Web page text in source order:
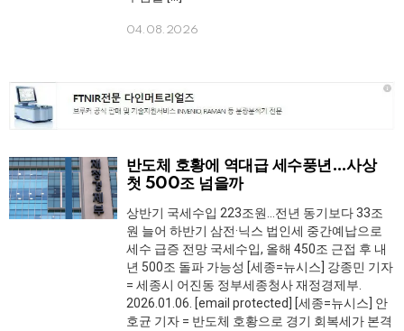
04.08.2026
반도체 호황에 역대급 세수풍년…사상
첫 500조 넘을까
상반기 국세수입 223조원…전년 동기보다 33조
원 늘어 하반기 삼전·닉스 법인세 중간예납으로
세수 급증 전망 국세수입, 올해 450조 근접 후 내
년 500조 돌파 가능성 [세종=뉴시스] 강종민 기자
= 세종시 어진동 정부세종청사 재정경제부.
2026.01.06. [email protected] [세종=뉴시스] 안
호균 기자 = 반도체 호황으로 경기 회복세가 본격